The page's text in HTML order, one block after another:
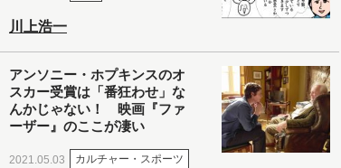
川上浩一
アンソニー・ホプキンスのオ
スカー受賞は「番狂わせ」な
んかじゃない！ 映画『ファ
ーザー』のここが凄い
2021.05.03 カルチャー・スポーツ